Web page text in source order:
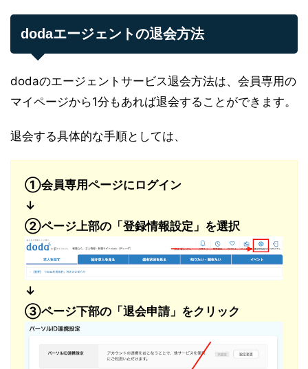
dodaエージェントの退会方法
dodaのエージェントサービス退会方法は、会員専用の
マイページから1分もあれば退会することができます。
退会する具体的な手順としては、
①会員専用ページにログイン
↓
②ページ上部の「登録情報設定」を選択
↓
③ページ下部の「退会申請」をクリック